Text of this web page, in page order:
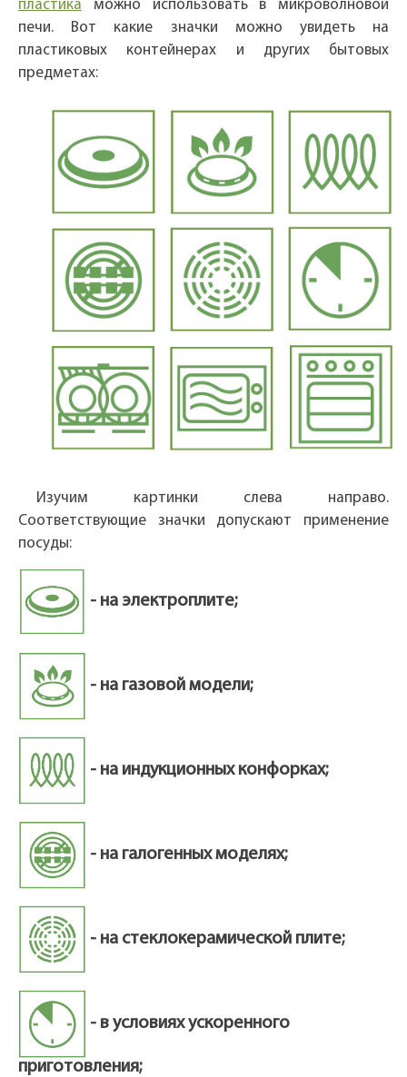
пластика можно использовать в микроволновой
печи. Вот какие значки можно увидеть на
пластиковых контейнерах и других бытовых
предметах:
Изучим картинки слева направо.
Соответствующие значки допускают применение
посуды:
- на электроплите;
- на газовой модели;
- на индукционных конфорках;
- на галогенных моделях;
- на стеклокерамической плите;
- в условиях ускоренного
приготовления;